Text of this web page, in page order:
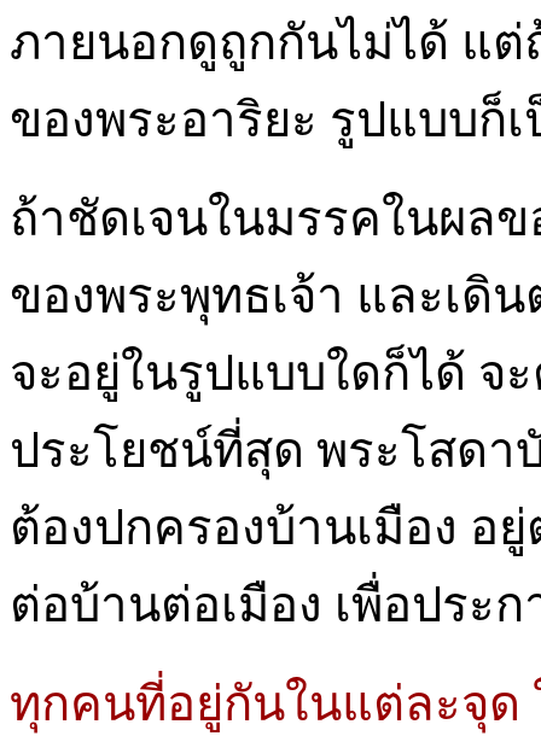
ภายนอกดูถูกกันไม่ได้ แต่
ของพระอาริยะ รูปแบบก็
ถ้าชัดเจนในมรรคในผล
ของพระพุทธเจ้า และเดิ
จะอยู่ในรูปแบบใดก็ได้ จ
ประโยชน์ที่สุด พระโสดา
ต้องปกครองบ้านเมือง
ต่อบ้านต่อเมือง เพื่อประ
ทุกคนที่อยู่กันในแต่ละจุด